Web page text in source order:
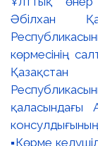
Әбілхан
көрмесінің
Қазақстан
қаласындағы
▪️Көрме